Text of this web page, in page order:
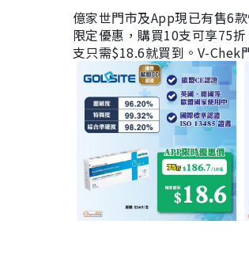
億家世門市及App現已有售6
限定優惠，購買10支可享75
支只需$18.6就買到。V-Chek